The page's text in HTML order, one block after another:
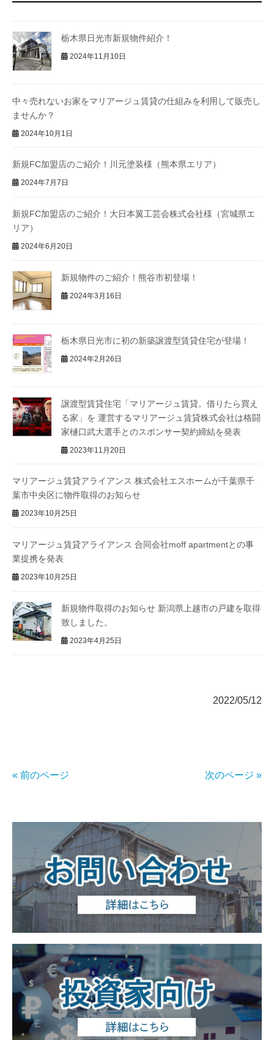
栃木県日光市新規物件紹介！
2024年11月10日
中々売れないお家をマリアージュ賃貸の仕組みを利用して販売し
ませんか？
2024年10月1日
新規FC加盟店のご紹介！川元塗装様（熊本県エリア）
2024年7月7日
新規FC加盟店のご紹介！大日本翼工芸会株式会社様（宮城県エ
リア）
2024年6月20日
新規物件のご紹介！熊谷市初登場！
2024年3月16日
栃木県日光市に初の新築譲渡型賃貸住宅が登場！
2024年2月26日
譲渡型賃貸住宅「マリアージュ賃貸。借りたら買え
る家」を 運営するマリアージュ賃貸株式会社は格闘
家樋口武大選手とのスポンサー契約締結を発表
2023年11月20日
マリアージュ賃貸アライアンス 株式会社エスホームが千葉県千
葉市中央区に物件取得のお知らせ
2023年10月25日
マリアージュ賃貸アライアンス 合同会社moff apartmentとの事
業提携を発表
2023年10月25日
新規物件取得のお知らせ 新潟県上越市の戸建を取得
致しました。
2023年4月25日
2022/05/12
« 前のページ 次のページ »